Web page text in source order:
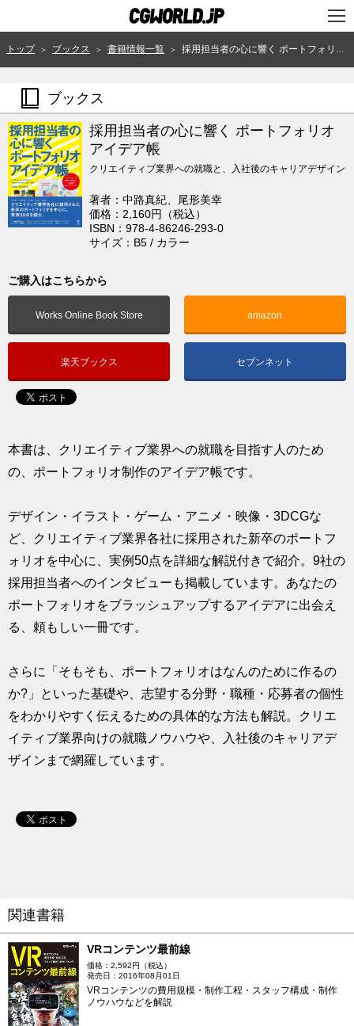
TOP
ニュース
特集
連載
用語辞典
講座
クリエイターズID
トップ ＞ ブックス ＞ 書籍情報一覧 ＞ 採用担当者の心に響く ポートフォリオアイデア帳
ブックス
採用担当者の心に響く ポートフォリオ
アイデア帳
クリエイティブ業界への就職と、入社後のキャリアデザイン
著者：中路真紀、尾形美幸
価格：2,160円（税込）
ISBN：978-4-86246-293-0
サイズ：B5 / カラー
ご購入はこちらから
Works Online Book Store amazon
楽天ブックス セブンネット
本書は、クリエイティブ業界への就職を目指す人のため
の、ポートフォリオ制作のアイデア帳です。
デザイン・イラスト・ゲーム・アニメ・映像・3DCGな
ど、クリエイティブ業界各社に採用された新卒のポートフ
ォリオを中心に、実例50点を詳細な解説付きで紹介。9社の
採用担当者へのインタビューも掲載しています。あなたの
ポートフォリオをブラッシュアップするアイデアに出会え
る、頼もしい一冊です。
さらに「そもそも、ポートフォリオはなんのために作るの
か?」といった基礎や、志望する分野・職種・応募者の個性
をわかりやすく伝えるための具体的な方法も解説。クリエ
イティブ業界向けの就職ノウハウや、入社後のキャリアデ
ザインまで網羅しています。
関連書籍
VRコンテンツ最前線
価格：2,592円（税込）
発売日：2016年08月01日
VRコンテンツの費用規模・制作工程・スタッフ構成・制作
ノウハウなどを解説